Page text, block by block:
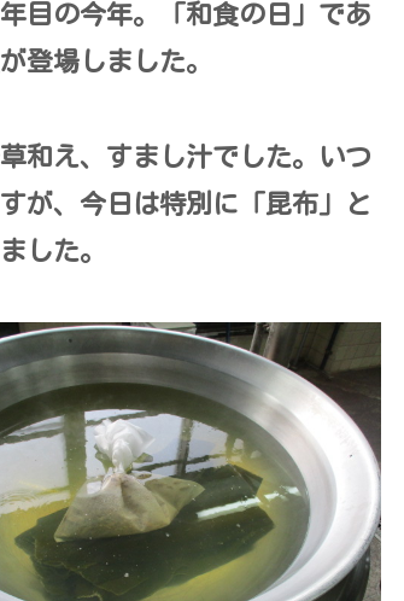
目の今年。「和食の日」であ
登場しました。
和え、すまし汁でした。いつ
が、今日は特別に「昆布」と
した。